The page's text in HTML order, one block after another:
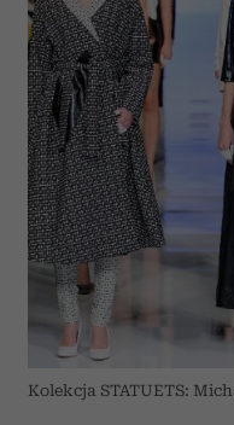
Kolekcja STATUETS: